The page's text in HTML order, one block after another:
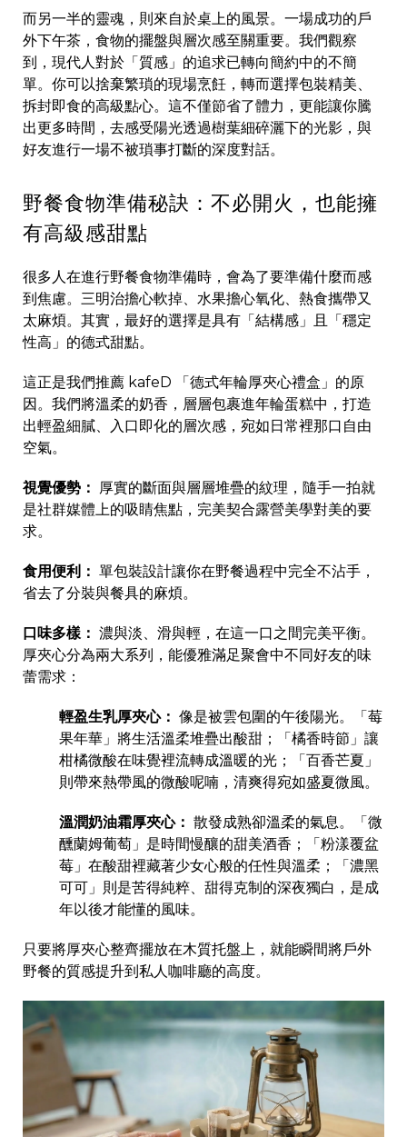
而另一半的靈魂，則來自於桌上的風景。一場成功的戶
外下午茶，食物的擺盤與層次感至關重要。我們觀察
到，現代人對於「質感」的追求已轉向簡約中的不簡
單。你可以捨棄繁瑣的現場烹飪，轉而選擇包裝精美、
拆封即食的高級點心。這不僅節省了體力，更能讓你騰
出更多時間，去感受陽光透過樹葉細碎灑下的光影，與
好友進行一場不被瑣事打斷的深度對話。
野餐食物準備秘訣：不必開火，也能擁
有高級感甜點
很多人在進行野餐食物準備時，會為了要準備什麼而感
到焦慮。三明治擔心軟掉、水果擔心氧化、熱食攜帶又
太麻煩。其實，最好的選擇是具有「結構感」且「穩定
性高」的德式甜點。
這正是我們推薦 kafeD 「德式年輪厚夾心禮盒」的原
因。我們將溫柔的奶香，層層包裹進年輪蛋糕中，打造
出輕盈細膩、入口即化的層次感，宛如日常裡那口自由
空氣。
視覺優勢：
厚實的斷面與層層堆疊的紋理，隨手一拍就
是社群媒體上的吸睛焦點，完美契合露營美學對美的要
求。
食用便利： 單包裝設計讓你在野餐過程中完全不沾手，
省去了分裝與餐具的麻煩。
口味多樣： 濃與淡、滑與輕，在這一口之間完美平衡。
厚夾心分為兩大系列，能優雅滿足聚會中不同好友的味
蕾需求：
輕盈生乳厚夾心： 像是被雲包圍的午後陽光。「莓
果年華」將生活溫柔堆疊出酸甜；「橘香時節」讓
柑橘微酸在味覺裡流轉成溫暖的光；「百香芒夏」
則帶來熱帶風的微酸呢喃，清爽得宛如盛夏微風。
溫潤奶油霜厚夾心： 散發成熟卻溫柔的氣息。「微
醺蘭姆葡萄」是時間慢釀的甜美酒香；「粉漾覆盆
莓」在酸甜裡藏著少女心般的任性與溫柔；「濃黑
可可」則是苦得純粹、甜得克制的深夜獨白，是成
年以後才能懂的風味。
只要將厚夾心整齊擺放在木質托盤上，就能瞬間將戶外
野餐的質感提升到私人咖啡廳的高度。